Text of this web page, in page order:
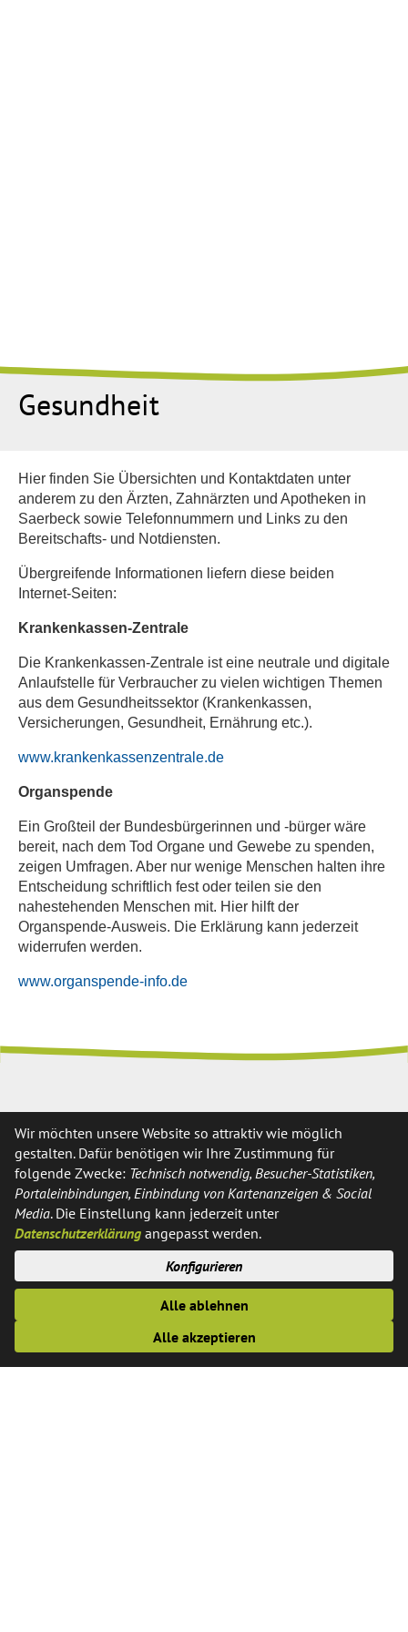
Gesundheit
Hier finden Sie Übersichten und Kontaktdaten unter
anderem zu den Ärzten, Zahnärzten und Apotheken in
Saerbeck sowie Telefonnummern und Links zu den
Bereitschafts- und Notdiensten.
Übergreifende Informationen liefern diese beiden
Internet-Seiten:
Krankenkassen-Zentrale
Die Krankenkassen-Zentrale ist eine neutrale und digitale
Anlaufstelle für Verbraucher zu vielen wichtigen Themen
aus dem Gesundheitssektor (Krankenkassen,
Versicherungen, Gesundheit, Ernährung etc.).
www.krankenkassenzentrale.de
Organspende
Ein Großteil der Bundesbürgerinnen und -bürger wäre
bereit, nach dem Tod Organe und Gewebe zu spenden,
zeigen Umfragen. Aber nur wenige Menschen halten ihre
Entscheidung schriftlich fest oder teilen sie den
nahestehenden Menschen mit. Hier hilft der
Organspende-Ausweis. Die Erklärung kann jederzeit
widerrufen werden.
www.organspende-info.de
Anschrift
Gemeindeverwaltung Saerbeck
Ferrières-Straße 11
Der Bürgermeister
Telefon: 02574 / 89-0
Fax: 02574 / 89-291
Wir möchten unsere Website so attraktiv wie möglich
gestalten. Dafür benötigen wir Ihre Zustimmung für
folgende Zwecke: Technisch notwendig, Besucher-Statistiken,
Portaleinbindungen, Einbindung von Kartenanzeigen & Social
Media. Die Einstellung kann jederzeit unter
Datenschutzerklärung angepasst werden.
Konfigurieren
Alle ablehnen
Alle akzeptieren